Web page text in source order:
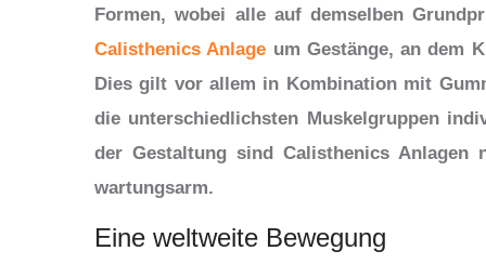
Formen, wobei alle auf demselben
Calisthenics Anlage um Gestänge, an dem
Dies gilt vor allem in Kombination mit
die unterschiedlichsten Muskelgruppen
der Gestaltung sind Calisthenics
wartungsarm.
Eine weltweite Bewegung